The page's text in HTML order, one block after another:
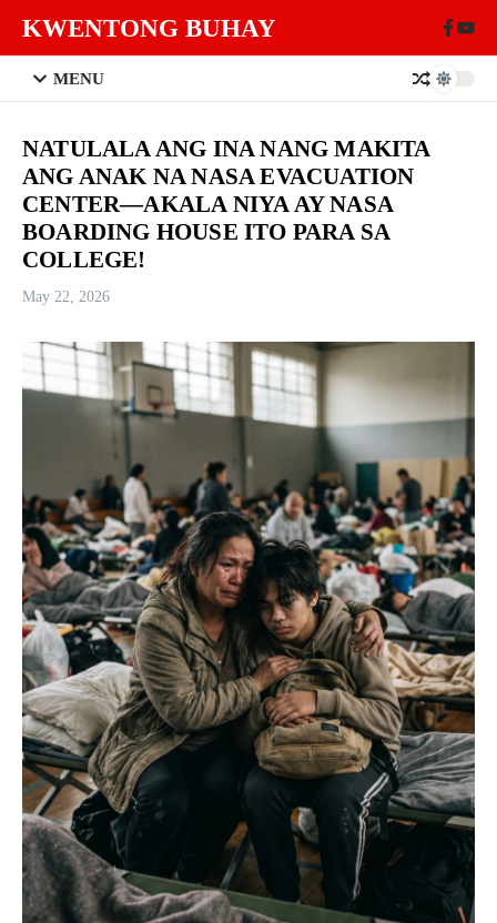
KWENTONG BUHAY
MENU
NATULALA ANG INA NANG MAKITA
ANG ANAK NA NASA EVACUATION
CENTER—AKALA NIYA AY NASA
BOARDING HOUSE ITO PARA SA
COLLEGE!
May 22, 2026